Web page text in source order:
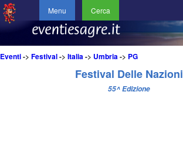
Menu Cerca
Eventi-> Festival-> Italia-> Umbria-> PG
Festival Delle Nazioni
55^ Edizione